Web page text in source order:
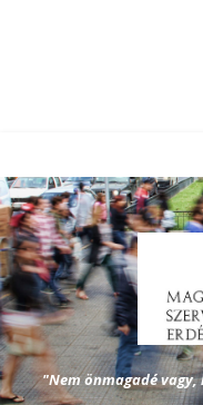
"Nem önmagadé vagy,